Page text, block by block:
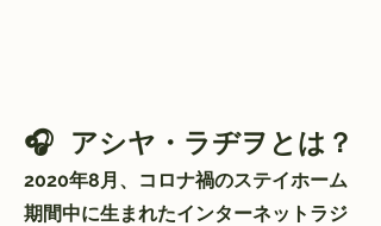
🎧 アシヤ・ラヂヲとは？
2020年8月、コロナ禍のステイホーム
期間中に生まれたインターネットラジ